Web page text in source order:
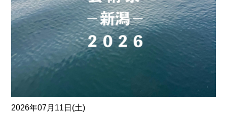
2026年07月11日(土)